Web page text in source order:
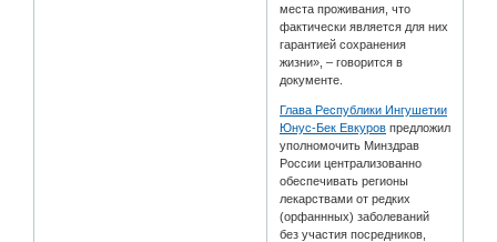
места проживания, что
фактически является для них
гарантией сохранения
жизни», – говорится в
документе.
Глава Республики Ингушетии
Юнус-Бек Евкуров предложил
уполномочить Минздрав
России централизованно
обеспечивать регионы
лекарствами от редких
(орфаннных) заболеваний
без участия посредников,